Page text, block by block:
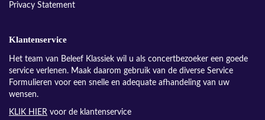
Privacy Statement
Klantenservice
Het team van Beleef Klassiek wil u als concertbezoeker een goede
service verlenen. Maak daarom gebruik van de diverse Service
Formulieren voor een snelle en adequate afhandeling van uw
wensen.
KLIK HIER voor de klantenservice